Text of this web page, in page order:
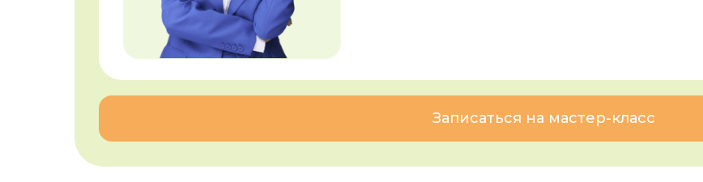
Записаться на мастер-класс